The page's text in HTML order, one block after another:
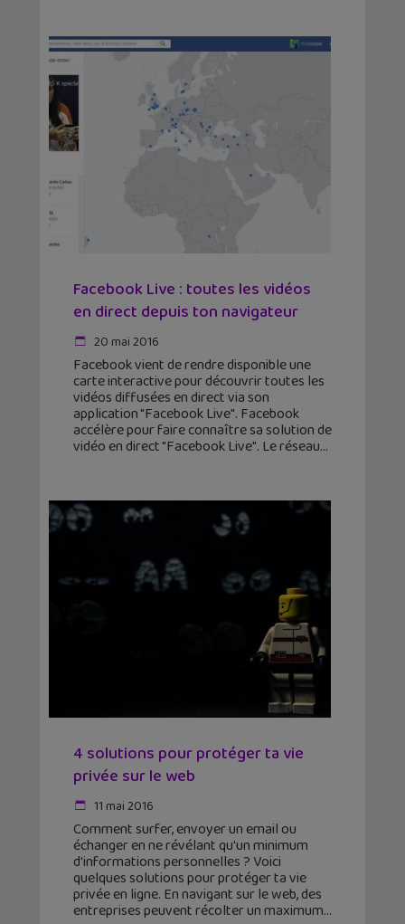
Facebook Live : toutes les vidéos
en direct depuis ton navigateur
20 mai 2016
Facebook vient de rendre disponible une
carte interactive pour découvrir toutes les
vidéos diffusées en direct via son
application "Facebook Live". Facebook
accélère pour faire connaître sa solution de
vidéo en direct "Facebook Live". Le réseau
4 solutions pour protéger ta vie
privée sur le web
11 mai 2016
Comment surfer, envoyer un email ou
échanger en ne révélant qu'un minimum
d'informations personnelles ? Voici
quelques solutions pour protéger ta vie
privée en ligne. En navigant sur le web, des
entreprises peuvent récolter un maximum